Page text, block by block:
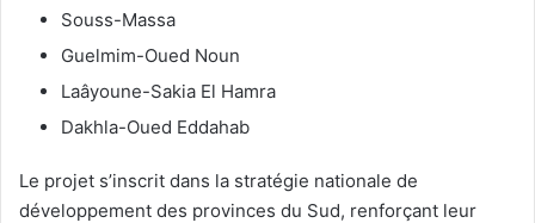
Souss-Massa
Guelmim-Oued Noun
Laâyoune-Sakia El Hamra
Dakhla-Oued Eddahab
Le projet s’inscrit dans la stratégie nationale de
développement des provinces du Sud, renforçant leur